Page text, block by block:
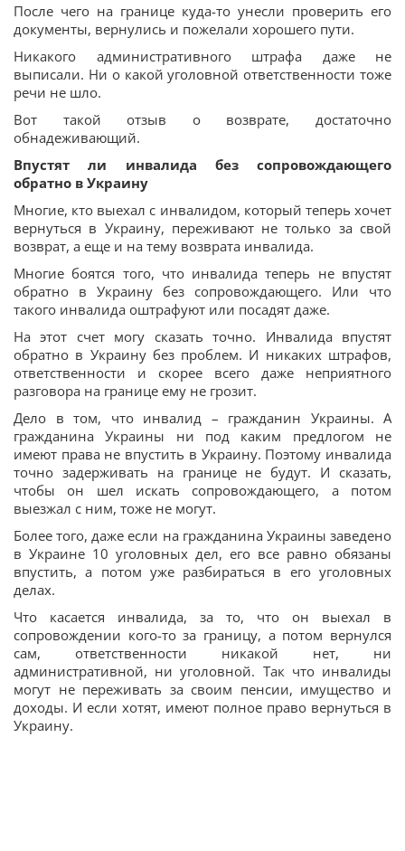
После чего на границе куда-то унесли проверить его
документы, вернулись и пожелали хорошего пути.
Никакого административного штрафа даже не
выписали. Ни о какой уголовной ответственности тоже
речи не шло.
Вот такой отзыв о возврате, достаточно
обнадеживающий.
Впустят ли инвалида без сопровождающего
обратно в Украину
Многие, кто выехал с инвалидом, который теперь хочет
вернуться в Украину, переживают не только за свой
возврат, а еще и на тему возврата инвалида.
Многие боятся того, что инвалида теперь не впустят
обратно в Украину без сопровождающего. Или что
такого инвалида оштрафуют или посадят даже.
На этот счет могу сказать точно. Инвалида впустят
обратно в Украину без проблем. И никаких штрафов,
ответственности и скорее всего даже неприятного
разговора на границе ему не грозит.
Дело в том, что инвалид – гражданин Украины. А
гражданина Украины ни под каким предлогом не
имеют права не впустить в Украину. Поэтому инвалида
точно задерживать на границе не будут. И сказать,
чтобы он шел искать сопровождающего, а потом
выезжал с ним, тоже не могут.
Более того, даже если на гражданина Украины заведено
в Украине 10 уголовных дел, его все равно обязаны
впустить, а потом уже разбираться в его уголовных
делах.
Что касается инвалида, за то, что он выехал в
сопровождении кого-то за границу, а потом вернулся
сам, ответственности никакой нет, ни
административной, ни уголовной. Так что инвалиды
могут не переживать за своим пенсии, имущество и
доходы. И если хотят, имеют полное право вернуться в
Украину.